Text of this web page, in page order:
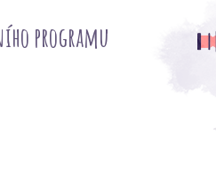
programu